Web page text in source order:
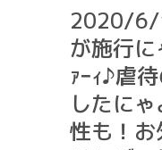
2020/6/
が施行
ｧｰｨ♪虐
したに
性も！